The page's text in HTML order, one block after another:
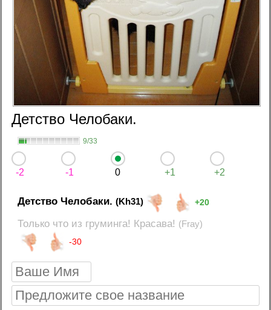
Детство Челобаки.
9/33
-2 -1 0 +1 +2
Детство Челобаки.(Kh31) +20
Только что из груминга! Красава! (Fray)
-30